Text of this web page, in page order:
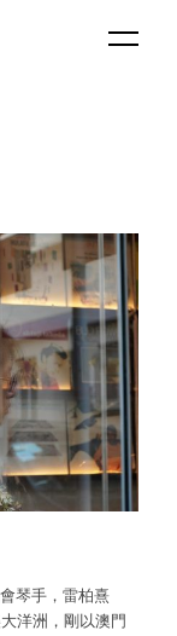
琴手，雷柏熹
洋洲，剛以澳門